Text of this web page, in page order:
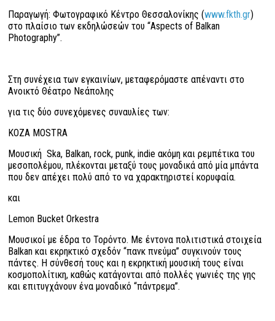
Παραγωγή: Φωτογραφικό Κέντρο Θεσσαλονίκης (www.fkth.gr)
στο πλαίσιο των εκδηλώσεών του “Aspects of Balkan
Photography”.
Στη συνέχεια των εγκαινίων, μεταφερόμαστε απέναντι στο
Ανοικτό Θέατρο Νεάπολης
για τις δύο συνεχόμενες συναυλίες των:
ΚΟΖΑ ΜΟSTRA
Μουσική Ska, Balkan, rock, punk, indie ακόμη και ρεμπέτικα του
μεσοπολέμου, πλέκονται μεταξύ τους μοναδικά από μία μπάντα
που δεν απέχει πολύ από το να χαρακτηριστεί κορυφαία.
και
Lemon Bucket Orkestra
Μουσικοί με έδρα το Τορόντο. Με έντονα πολιτιστικά στοιχεία
Balkan και εκρηκτικό σχεδόν “πανκ πνεύμα” συγκινούν τους
πάντες. Η σύνθεσή τους και η εκρηκτική μουσική τους είναι
κοσμοπολίτικη, καθώς κατάγονται από πολλές γωνιές της γης
και επιτυγχάνουν ένα μοναδικό “πάντρεμα”.